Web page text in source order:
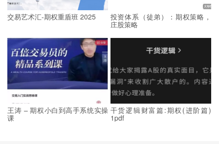
交易艺术汇-期权重盾班 2025
投资体系（徒弟）：期权策略，
庄股策略
王涛 – 期权小白到高手系统实操
课
干货逻辑财富篇:期权(进阶篇)
1pdf